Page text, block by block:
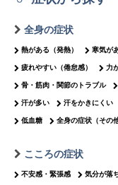
全身の症状
熱がある（発熱） 寒気が
疲れやすい（倦怠感） 力
骨・筋肉・関節のトラブル
汗が多い 汗をかきにくい
低血糖 全身の症状（その他
こころの症状
不安感・緊張感 気分が落